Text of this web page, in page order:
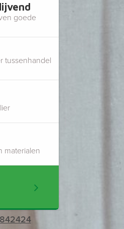
goede
tussenhandel
materialen